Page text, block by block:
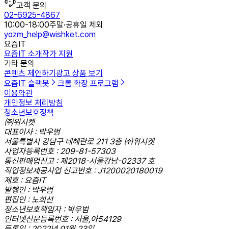
고객 문의
02-6925-4867
10:00-18:00주말·공휴일 제외
yozm_help@wishket.com
요즘IT
요즘IT 소개작가 지원
기타 문의
콘텐츠 제안하기 광고 상품 보기
요즘IT 슬랙봇
크롬 확장 프로그램
이용약관
개인정보 처리방침
청소년보호정책
㈜위시켓
대표이사 : 박우범
서울특별시 강남구 테헤란로 211 3층 ㈜위시켓
사업자등록번호 : 209-81-57303
통신판매업신고 : 제2018-서울강남-02337 호
직업정보제공사업 신고번호 : J1200020180019
제호 : 요즘IT
발행인 : 박우범
편집인 : 노희선
청소년보호책임자 : 박우범
인터넷신문등록번호 : 서울,아54129